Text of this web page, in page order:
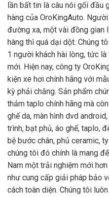
lần bất tin là câu nói gối đầu
hàng của OroKingAuto.
đường xa, một vài đồng gian
hàng thì quá dại dột. Chúng
1 người khách hài lòng, tức
mới. Hiện nay, công ty
kiện xe hơi chính hãng với
kỳ phải chăng. Sản phẩm
thảm taplo chính hãng mà
ghế da, màn hình dvd
trình, bạt phủ, áo ghế, taplo,
bệ bước chân, phủ ceramic,
chúng tôi đó chính là mang
Nam một trải nghiệm mới
như cung cấp giải pháp bảo
cách toàn diện. Chúng tôi